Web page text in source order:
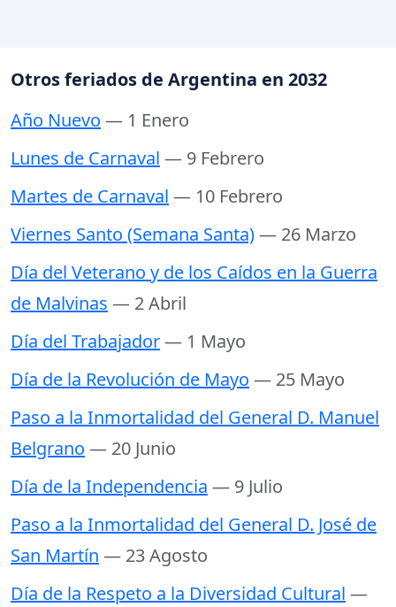
Otros feriados de Argentina en 2032
Año Nuevo — 1 Enero
Lunes de Carnaval — 9 Febrero
Martes de Carnaval — 10 Febrero
Viernes Santo (Semana Santa)— 26 Marzo
Día del Veterano y de los Caídos en la Guerra
de Malvinas — 2 Abril
Día del Trabajador— 1 Mayo
Día de la Revolución de Mayo — 25 Mayo
Paso a la Inmortalidad del General D. Manuel
Belgrano — 20 Junio
Día de la Independencia — 9 Julio
Paso a la Inmortalidad del General D. José de
San Martín — 23 Agosto
Día de la Respeto a la Diversidad Cultural —